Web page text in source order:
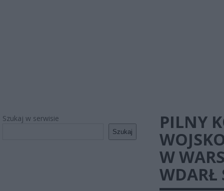
Szukaj w serwisie
Szukaj
PILNY
W
WDARŁ